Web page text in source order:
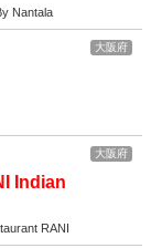
Nantala
大阪府
大阪府
Indian
RANI